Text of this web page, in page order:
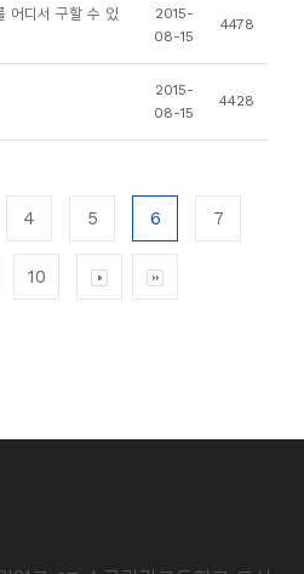
어디서 구할 수 있
2015-
08-15
4478
2015-
08-15
4428
4 5 6 7
10